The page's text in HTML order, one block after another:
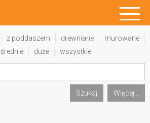
z poddaszem drewniane
murowane
średnie duże wszystkie
Szukaj Więcej...